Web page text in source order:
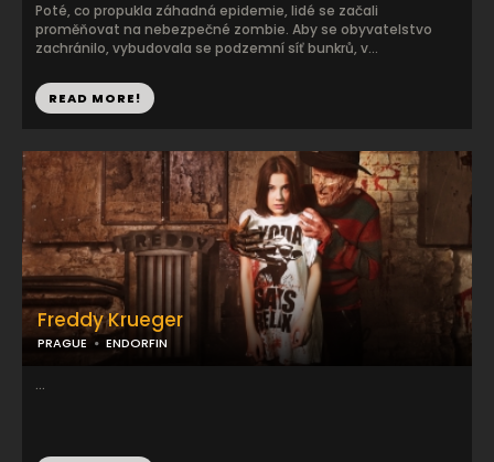
Poté, co propukla záhadná epidemie, lidé se začali
proměňovat na nebezpečné zombie. Aby se obyvatelstvo
zachránilo, vybudovala se podzemní síť bunkrů, v...
READ MORE!
Freddy Krueger
PRAGUE ENDORFIN
...